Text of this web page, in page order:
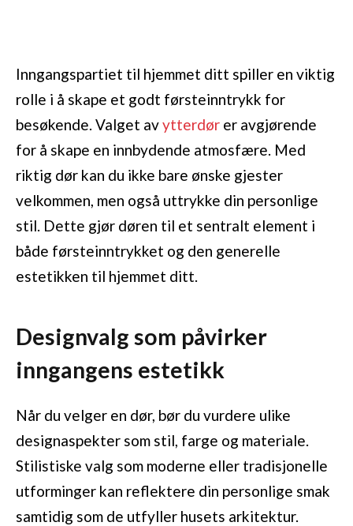
Inngangspartiet til hjemmet ditt spiller en viktig
rolle i å skape et godt førsteinntrykk for
besøkende. Valget avytterdør er avgjørende
for å skape en innbydende atmosfære. Med
riktig dør kan du ikke bare ønske gjester
velkommen, men også uttrykke din personlige
stil. Dette gjør døren til et sentralt element i
både førsteinntrykket og den generelle
estetikken til hjemmet ditt.
Designvalg som påvirker
inngangens estetikk
Når du velger en dør, bør du vurdere ulike
designaspekter som stil, farge og materiale.
Stilistiske valg som moderne eller tradisjonelle
utforminger kan reflektere din personlige smak
samtidig som de utfyller husets arkitektur.